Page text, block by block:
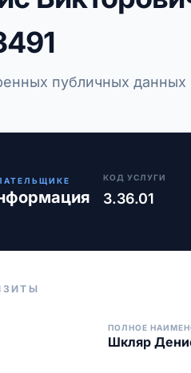
публичных данных
КОД УСЛУГИ
3.36.01
ПОЛНОЕ
Шкляр